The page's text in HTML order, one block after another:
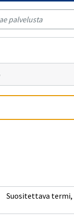
Suositettava termi,